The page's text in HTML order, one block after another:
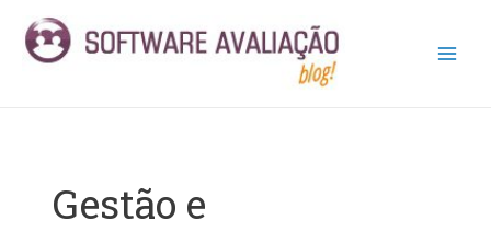
para
Gestão e